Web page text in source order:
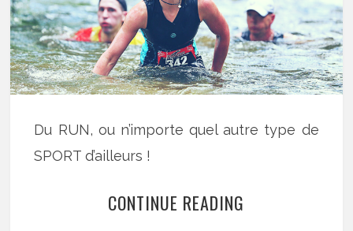
Du RUN, ou n’importe quel autre type de
SPORT d’ailleurs !
CONTINUE READING